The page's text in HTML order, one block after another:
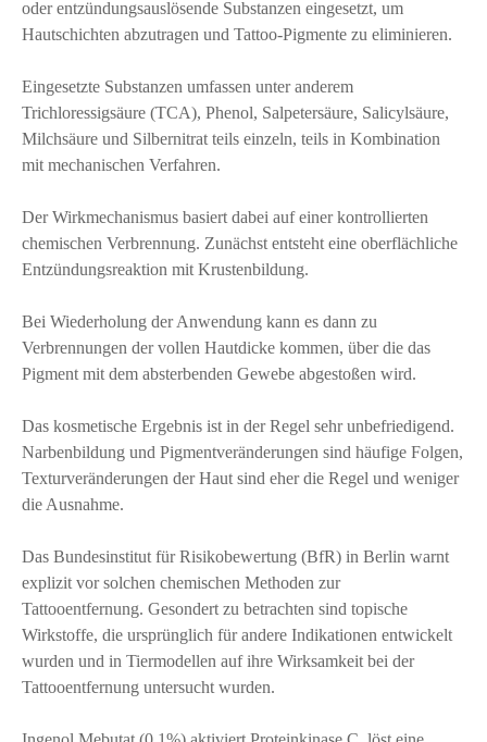
oder entzündungsauslösende Substanzen eingesetzt, um
Hautschichten abzutragen und Tattoo-Pigmente zu eliminieren.
Eingesetzte Substanzen umfassen unter anderem
Trichloressigsäure (TCA), Phenol, Salpetersäure, Salicylsäure,
Milchsäure und Silbernitrat teils einzeln, teils in Kombination
mit mechanischen Verfahren.
Der Wirkmechanismus basiert dabei auf einer kontrollierten
chemischen Verbrennung. Zunächst entsteht eine oberflächliche
Entzündungsreaktion mit Krustenbildung.
Bei Wiederholung der Anwendung kann es dann zu
Verbrennungen der vollen Hautdicke kommen, über die das
Pigment mit dem absterbenden Gewebe abgestoßen wird.
Das kosmetische Ergebnis ist in der Regel sehr unbefriedigend.
Narbenbildung und Pigmentveränderungen sind häufige Folgen,
Texturveränderungen der Haut sind eher die Regel und weniger
die Ausnahme.
Das Bundesinstitut für Risikobewertung (BfR) in Berlin warnt
explizit vor solchen chemischen Methoden zur
Tattooentfernung. Gesondert zu betrachten sind topische
Wirkstoffe, die ursprünglich für andere Indikationen entwickelt
wurden und in Tiermodellen auf ihre Wirksamkeit bei der
Tattooentfernung untersucht wurden.